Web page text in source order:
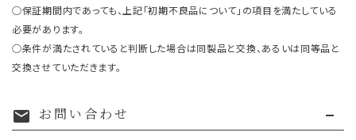
○保証期間内であっても、上記「初期不良品について」の項目を満たしている
必要があります。
○条件が満たされていると判断した場合は同製品と交換、あるいは同等品と
交換させていただきます。
mail お問い合わせ